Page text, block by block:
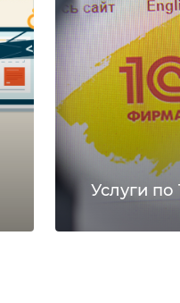
Услуги по